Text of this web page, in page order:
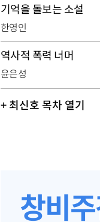
기억을 돌보는 소설
한영인
역사적 폭력 너머
윤은성
+ 최신호 목차 열기
창비